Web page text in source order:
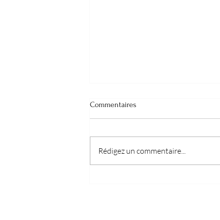
Commentaires
Rédigez un commentaire...